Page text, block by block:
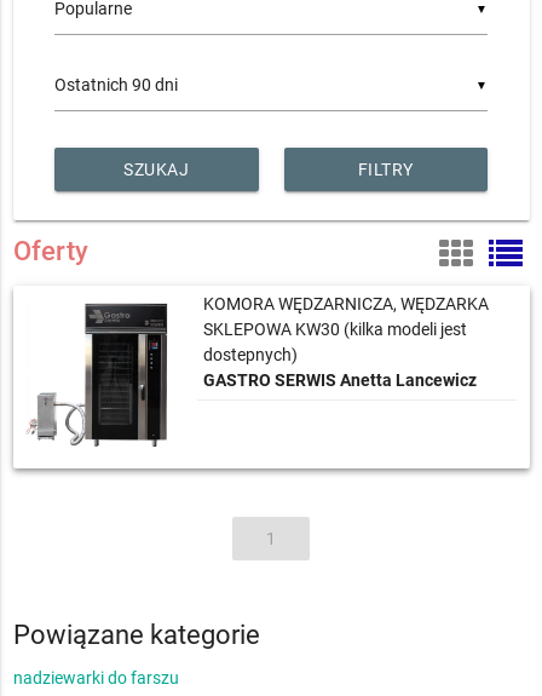
▼
▼
FILTRY
Oferty
KOMORA WĘDZARNICZA, WĘDZARKA
SKLEPOWA KW30 (kilka modeli jest
dostepnych)
GASTRO SERWIS Anetta Lancewicz
1
Powiązane kategorie
nadziewarki do farszu